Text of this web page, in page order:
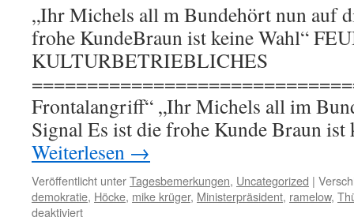
„Ihr Michels all m Bundehört nun auf
frohe KundeBraun ist keine Wahl“
KULTURBETRIEBLICHES
Frontalangriff“ „Ihr Michels all im
Signal Es ist die frohe Kunde Braun
Weiterlesen →
Veröffentlicht unterTagesbemerkungen, Uncategorized |
demokratie, Höcke, mike krüger, Ministerpräsident, ramelow,
deaktiviertfür